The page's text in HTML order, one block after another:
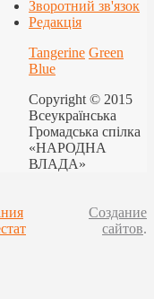
Зворотний зв'язок
Редакція
Tangerine Green
Blue
Copyright © 2015
Всеукраїнська
Громадська спілка
«НАРОДНА
ВЛАДА»
Создание
сайтов.